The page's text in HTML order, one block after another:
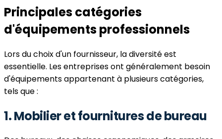
Principales catégories
d'équipements professionnels
Lors du choix d'un fournisseur, la diversité est
essentielle. Les entreprises ont généralement besoin
d'équipements appartenant à plusieurs catégories,
tels que :
1. Mobilier et fournitures de bureau